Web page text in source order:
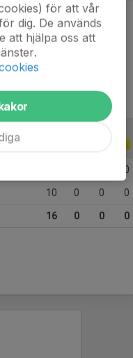
0
10 0 0 0
16 0 0 0
för att vår
dig. De används
att hjälpa oss att